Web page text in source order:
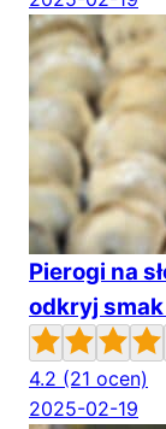
Pierogi na
odkryj
4.2 (21 ocen)
2025-02-19